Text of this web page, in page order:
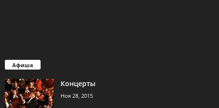
Афиша
Концерты
Ноя 28, 2015